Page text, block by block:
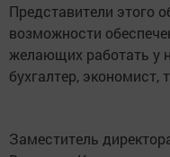
Представители этого
возможности
желающих работать у
бухгалтер, экономист,
Заместитель